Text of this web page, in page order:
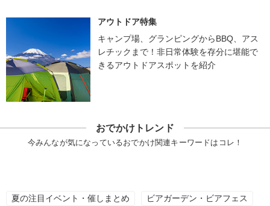
アウトドア特集
キャンプ場、グランピングからBBQ、アス
レチックまで！非日常体験を存分に堪能で
きるアウトドアスポットを紹介
おでかけトレンド
今みんなが気になっているおでかけ関連キーワードはコレ！
夏の注目イベント・催しまとめ ビアガーデン・ビアフェス